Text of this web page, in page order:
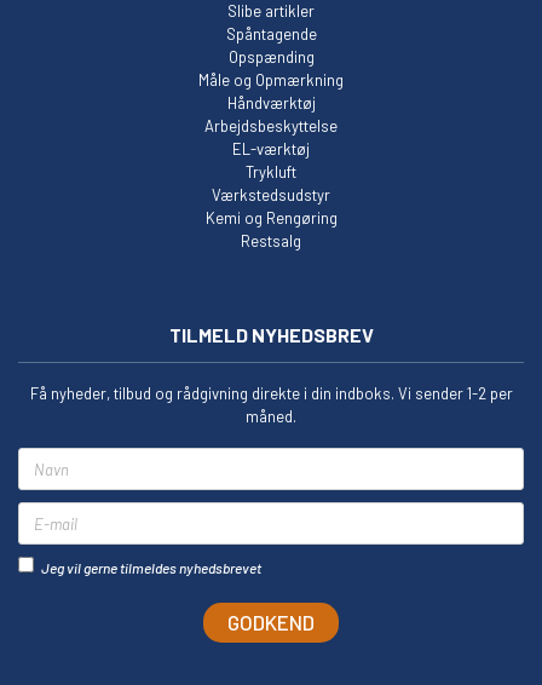
Slibe artikler
Spåntagende
Opspænding
Måle og Opmærkning
Håndværktøj
Arbejdsbeskyttelse
EL-værktøj
Trykluft
Værkstedsudstyr
Kemi og Rengøring
Restsalg
TILMELD NYHEDSBREV
Få nyheder, tilbud og rådgivning direkte i din indboks. Vi sender 1-2 per
måned.
Jeg vil gerne tilmeldes nyhedsbrevet
GODKEND